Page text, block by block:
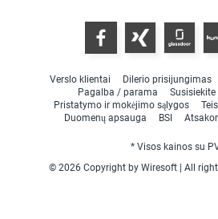
Verslo klientai Dilerio prisijungimas
Pagalba / parama
Susisiekite
Pristatymo ir mokėjimo sąlygos
Duomenų apsauga
BSI
* Visos kainos su
© 2026 Copyright by Wiresoft | All